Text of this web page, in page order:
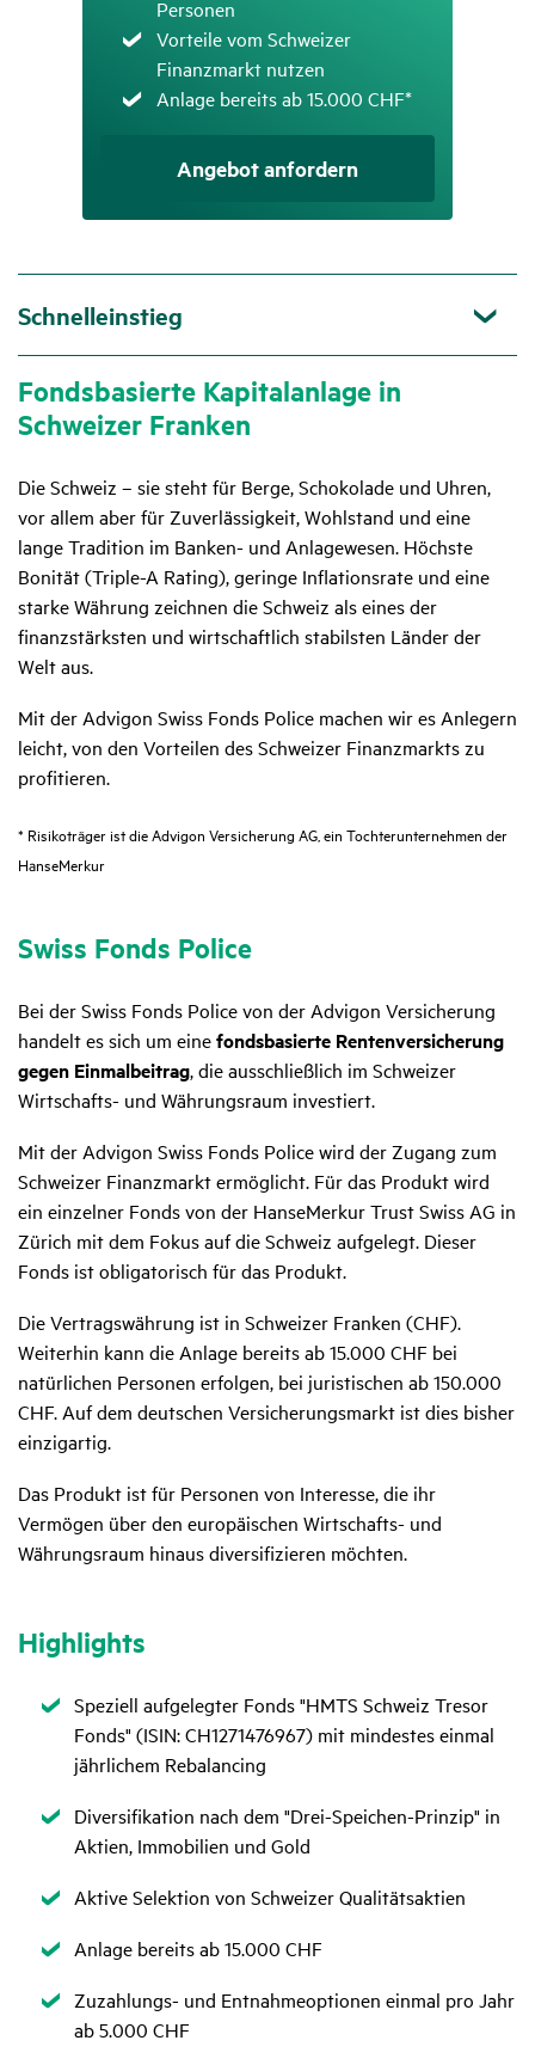
Personen
Zutreffend
Vorteile vom Schweizer
Finanzmarkt nutzen
Zutreffend
Anlage bereits ab 15.000 CHF*
Angebot anfordern
Schnelleinstieg
Fonds­ba­sierte Kapi­tal­an­lage in
Schweizer Franken
Die Schweiz – sie steht für Berge, Schokolade und Uhren,
vor allem aber für Zuverlässigkeit, Wohlstand und eine
lange Tradition im Banken- und Anlagewesen. Höchste
Bonität (Triple-A Rating), geringe Inflationsrate und eine
starke Währung zeichnen die Schweiz als eines der
finanzstärksten und wirtschaftlich stabilsten Länder der
Welt aus.
Mit der Advigon Swiss Fonds Police machen wir es Anlegern
leicht, von den Vorteilen des Schweizer Finanzmarkts zu
profitieren.
* Risikoträger ist die Advigon Versicherung AG, ein Tochterunternehmen der
HanseMerkur
Swiss Fonds Police
Bei der Swiss Fonds Police von der Advigon Versicherung
handelt es sich um einefondsbasierte Rentenversicherung
gegen Einmalbeitrag, die ausschließlich im Schweizer
Wirtschafts- und Währungsraum investiert.
Mit der Advigon Swiss Fonds Police wird der Zugang zum
Schweizer Finanzmarkt ermöglicht. Für das Produkt wird
ein einzelner Fonds von der HanseMerkur Trust Swiss AG in
Zürich mit dem Fokus auf die Schweiz aufgelegt. Dieser
Fonds ist obligatorisch für das Produkt.
Die Vertragswährung ist in Schweizer Franken (CHF).
Weiterhin kann die Anlage bereits ab 15.000 CHF bei
natürlichen Personen erfolgen, bei juristischen ab 150.000
CHF. Auf dem deutschen Versicherungsmarkt ist dies bisher
einzigartig.
Das Produkt ist für Personen von Interesse, die ihr
Vermögen über den europäischen Wirtschafts- und
Währungsraum hinaus diversifizieren möchten.
High­lights
Zutreffend
Speziell aufgelegter Fonds "HMTS Schweiz Tresor
Fonds" (ISIN: CH1271476967) mit mindestes einmal
jährlichem Rebalancing
Zutreffend
Diversifikation nach dem "Drei-Speichen-Prinzip" in
Aktien, Immobilien und Gold
Zutreffend
Aktive Selektion von Schweizer Qualitätsaktien
Zutreffend
Anlage bereits ab 15.000 CHF
Zutreffend
Zuzahlungs- und Entnahmeoptionen einmal pro Jahr
ab 5.000 CHF